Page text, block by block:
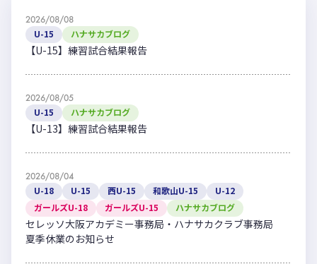
2026/08/08
U-15 ハナサカブログ
【U-15】練習試合結果報告
2026/08/05
U-15 ハナサカブログ
【U-13】練習試合結果報告
2026/08/04
U-18 U-15 西U-15 和歌山U-15
U-12
ガールズU-18
ガールズU-15 ハナサカブログ
セレッソ大阪アカデミー事務局・ハナサカクラブ事務局
夏季休業のお知らせ